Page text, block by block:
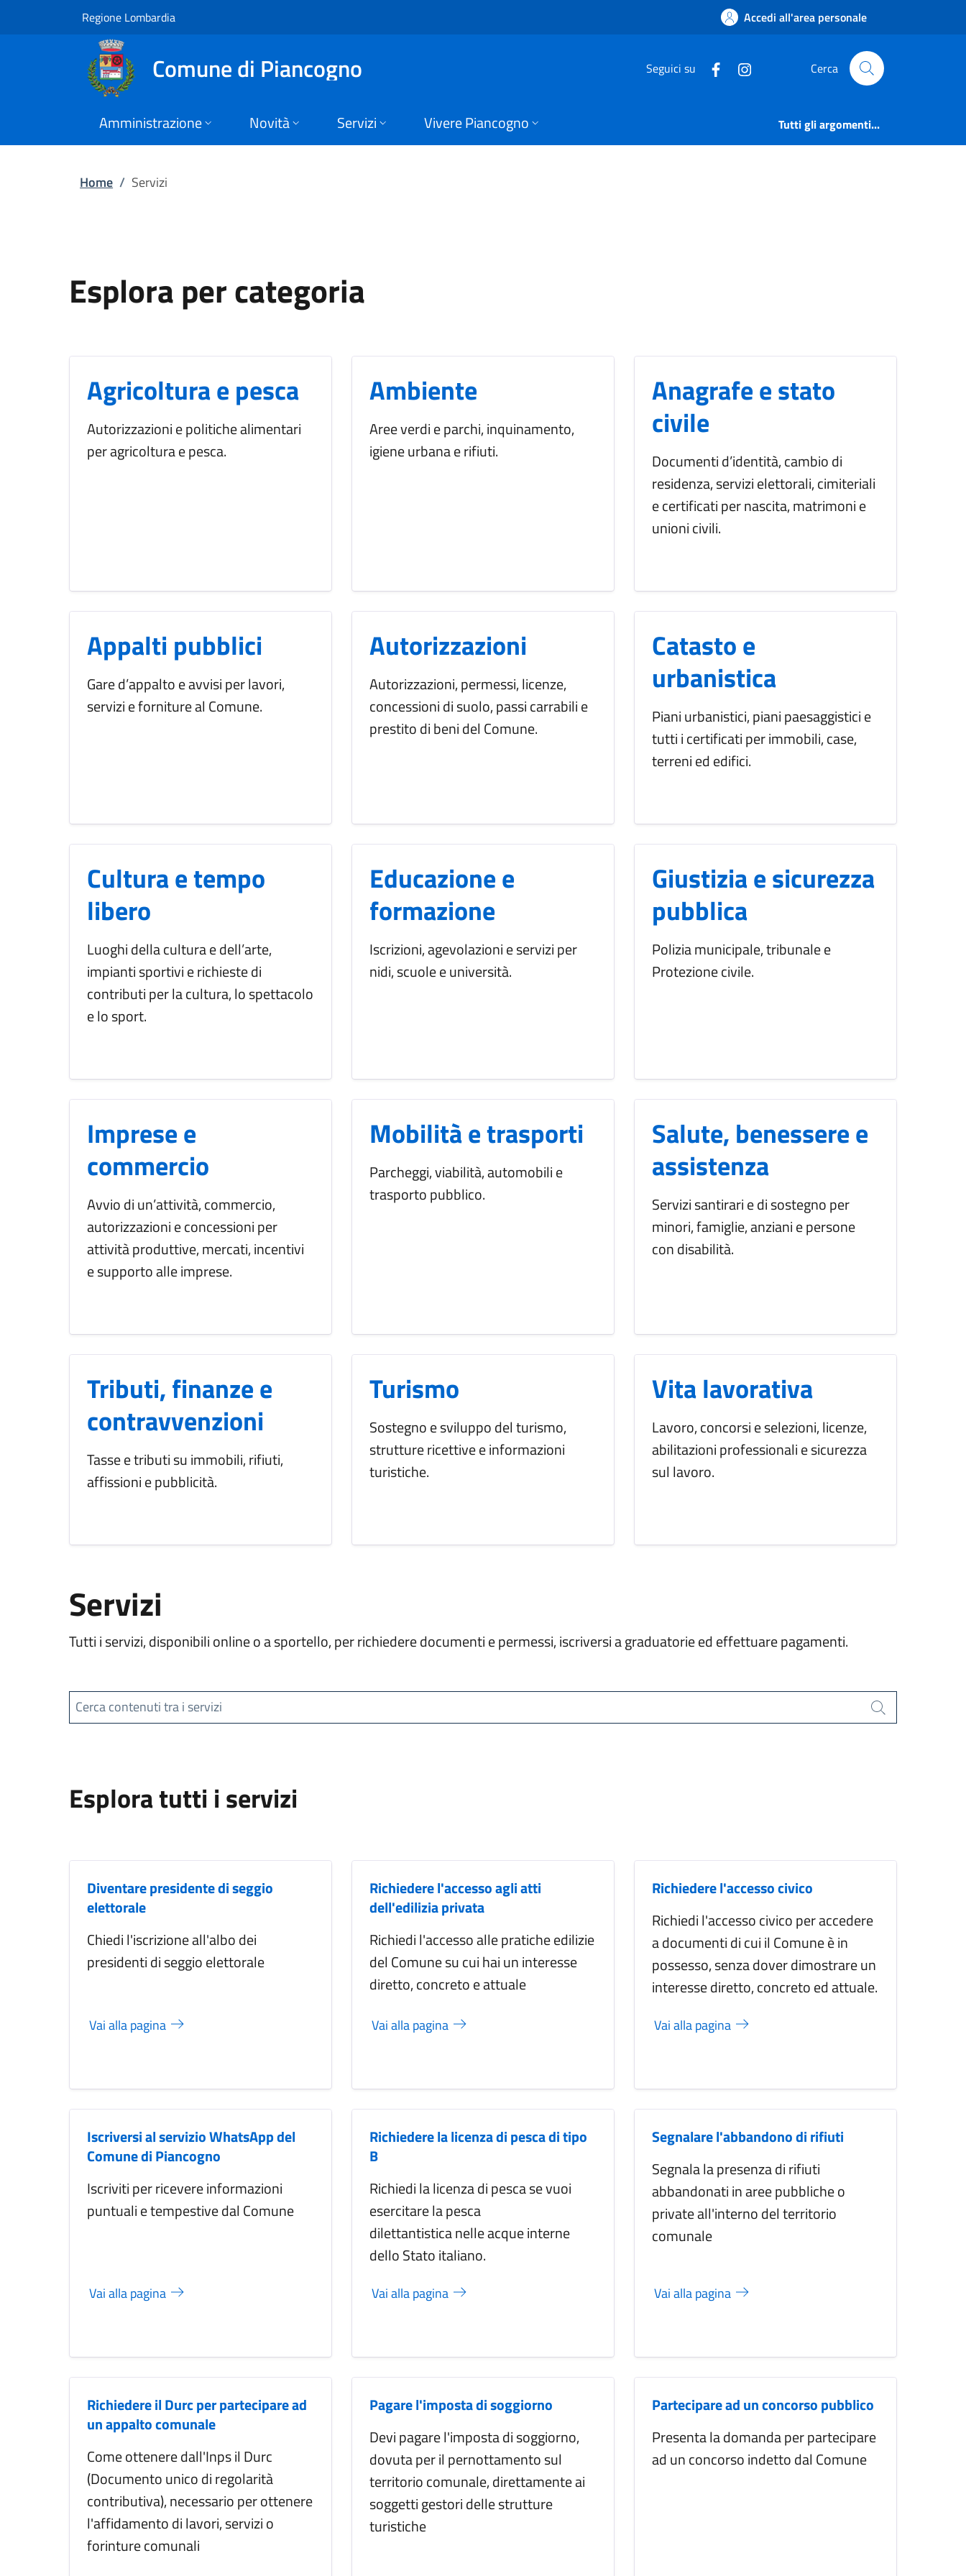
Vai al contenuto principale
Servizi | Comune di Piancogno
Regione Lombardia Accedi all'area personale
Comune di Piancogno Seguici su Cerca
Amministrazione Novità Servizi Vivere Piancogno Tutti gli argomenti...
Home / Servizi
Esplora per categoria
Agricoltura e pesca
Autorizzazioni e politiche alimentari
per agricoltura e pesca.
Ambiente
Aree verdi e parchi, inquinamento,
igiene urbana e rifiuti.
Anagrafe e stato
civile
Documenti d’identità, cambio di
residenza, servizi elettorali, cimiteriali
e certificati per nascita, matrimoni e
unioni civili.
Appalti pubblici
Gare d’appalto e avvisi per lavori,
servizi e forniture al Comune.
Autorizzazioni
Autorizzazioni, permessi, licenze,
concessioni di suolo, passi carrabili e
prestito di beni del Comune.
Catasto e
urbanistica
Piani urbanistici, piani paesaggistici e
tutti i certificati per immobili, case,
terreni ed edifici.
Cultura e tempo
libero
Luoghi della cultura e dell’arte,
impianti sportivi e richieste di
contributi per la cultura, lo spettacolo
e lo sport.
Educazione e
formazione
Iscrizioni, agevolazioni e servizi per
nidi, scuole e università.
Giustizia e sicurezza
pubblica
Polizia municipale, tribunale e
Protezione civile.
Imprese e
commercio
Avvio di un’attività, commercio,
autorizzazioni e concessioni per
attività produttive, mercati, incentivi
e supporto alle imprese.
Mobilità e trasporti
Parcheggi, viabilità, automobili e
trasporto pubblico.
Salute, benessere e
assistenza
Servizi santirari e di sostegno per
minori, famiglie, anziani e persone
con disabilità.
Tributi, finanze e
contravvenzioni
Tasse e tributi su immobili, rifiuti,
affissioni e pubblicità.
Turismo
Sostegno e sviluppo del turismo,
strutture ricettive e informazioni
turistiche.
Vita lavorativa
Lavoro, concorsi e selezioni, licenze,
abilitazioni professionali e sicurezza
sul lavoro.
Servizi
Tutti i servizi, disponibili online o a sportello, per richiedere documenti e permessi, iscriversi a graduatorie ed effettuare pagamenti.
Cerca contenuti tra i servizi
Cerca
Esplora tutti i servizi
Diventare presidente di seggio
elettorale
Chiedi l'iscrizione all'albo dei
presidenti di seggio elettorale
Vai alla pagina
Richiedere l'accesso agli atti
dell'edilizia privata
Richiedi l'accesso alle pratiche edilizie
del Comune su cui hai un interesse
diretto, concreto e attuale
Vai alla pagina
Richiedere l'accesso civico
Richiedi l'accesso civico per accedere
a documenti di cui il Comune è in
possesso, senza dover dimostrare un
interesse diretto, concreto ed attuale.
Vai alla pagina
Iscriversi al servizio WhatsApp del
Comune di Piancogno
Iscriviti per ricevere informazioni
puntuali e tempestive dal Comune
Vai alla pagina
Richiedere la licenza di pesca di tipo
B
Richiedi la licenza di pesca se vuoi
esercitare la pesca
dilettantistica nelle acque interne
dello Stato italiano.
Vai alla pagina
Segnalare l'abbandono di rifiuti
Segnala la presenza di rifiuti
abbandonati in aree pubbliche o
private all'interno del territorio
comunale
Vai alla pagina
Richiedere il Durc per partecipare ad
un appalto comunale
Come ottenere dall'Inps il Durc
(Documento unico di regolarità
contributiva), necessario per ottenere
l'affidamento di lavori, servizi o
forinture comunali
Pagare l'imposta di soggiorno
Devi pagare l'imposta di soggiorno,
dovuta per il pernottamento sul
territorio comunale, direttamente ai
soggetti gestori delle strutture
turistiche
Partecipare ad un concorso pubblico
Presenta la domanda per partecipare
ad un concorso indetto dal Comune